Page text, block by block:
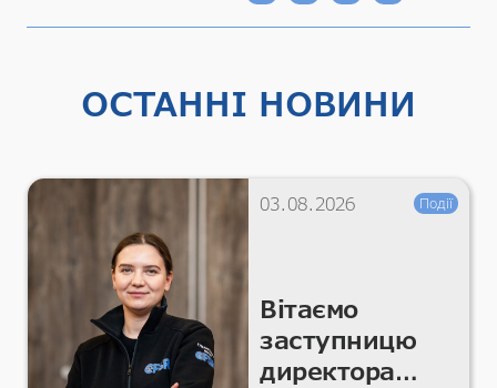
ОСТАННІ НОВИНИ
03.08.2026 Події
Вітаємо
заступницю
директора